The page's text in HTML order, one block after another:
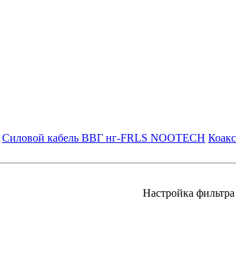
Силовой кабель ВВГ нг-FRLS NOOTECH
Настройка фильтра